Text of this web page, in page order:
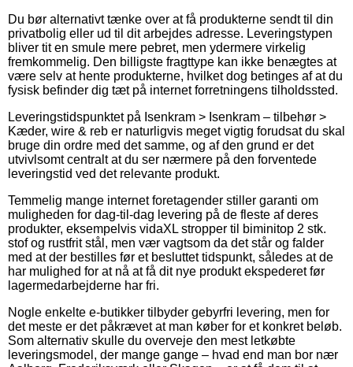
Du bør alternativt tænke over at få produkterne sendt til din
privatbolig eller ud til dit arbejdes adresse. Leveringstypen
bliver tit en smule mere pebret, men ydermere virkelig
fremkommelig. Den billigste fragttype kan ikke benægtes at
være selv at hente produkterne, hvilket dog betinges af at du
fysisk befinder dig tæt på internet forretningens tilholdssted.
Leveringstidspunktet på Isenkram > Isenkram – tilbehør >
Kæder, wire & reb er naturligvis meget vigtig forudsat du skal
bruge din ordre med det samme, og af den grund er det
utvivlsomt centralt at du ser nærmere på den forventede
leveringstid ved det relevante produkt.
Temmelig mange internet foretagender stiller garanti om
muligheden for dag-til-dag levering på de fleste af deres
produkter, eksempelvis vidaXL stropper til biminitop 2 stk.
stof og rustfrit stål, men vær vagtsom da det står og falder
med at der bestilles før et besluttet tidspunkt, således at de
har mulighed for at nå at få dit nye produkt ekspederet før
lagermedarbejderne har fri.
Nogle enkelte e-butikker tilbyder gebyrfri levering, men for
det meste er det påkrævet at man køber for et konkret beløb.
Som alternativ skulle du overveje den mest letkøbte
leveringsmodel, der mange gange – hvad end man bor nær